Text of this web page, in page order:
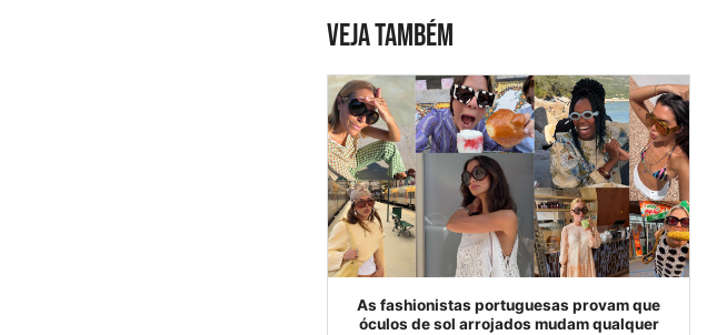
VEJA TAMBÉM
As fashionistas portuguesas provam que
óculos de sol arrojados mudam qualquer